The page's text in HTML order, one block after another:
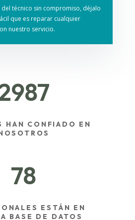
del técnico sin compromiso, déjalo
que es reparar cualquier
nuestro servicio.
HAN CONFIADO EN
78
ESTÁN EN
BASE DE DATOS